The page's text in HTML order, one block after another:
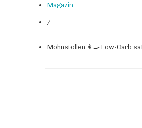
Magazin
/
Mohnstollen 👩‍🍳 Low-Carb